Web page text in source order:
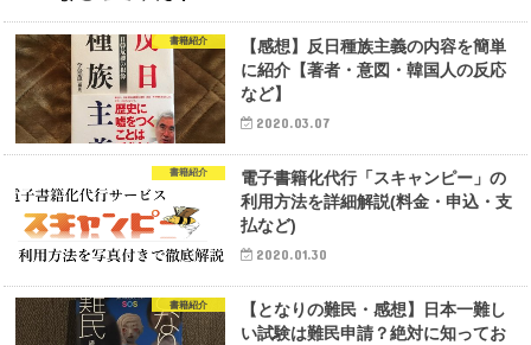
書籍紹介
【感想】反日種族主義の内容を簡単
に紹介【著者・意図・韓国人の反応
など】
2020.03.07
書籍紹介
電子書籍化代行「スキャンピー」の
利用方法を詳細解説(料金・申込・支
払など)
2020.01.30
書籍紹介
【となりの難民・感想】日本一難し
い試験は難民申請？絶対に知ってお